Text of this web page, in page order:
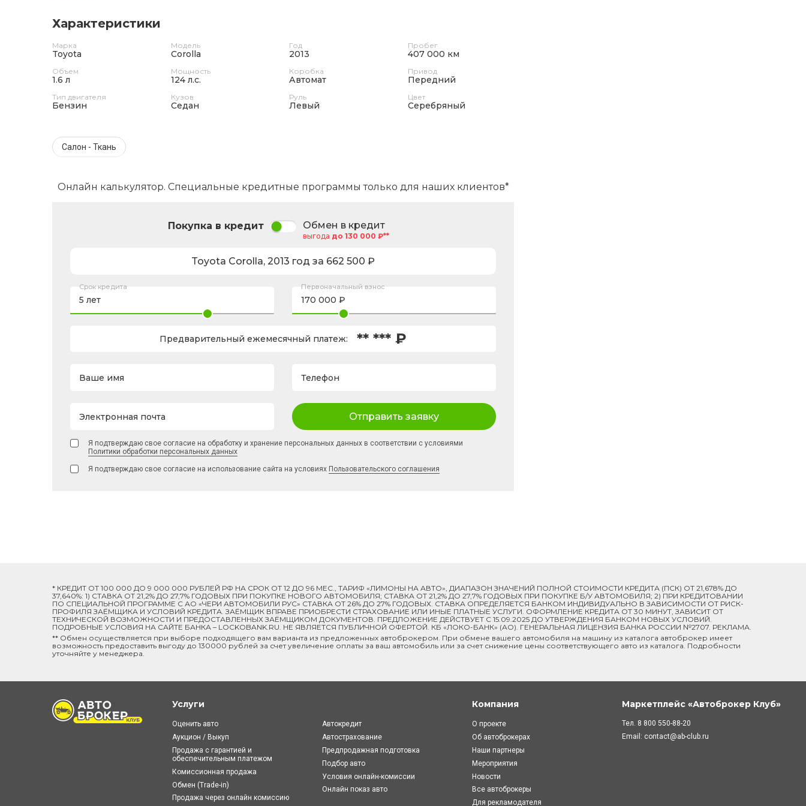
Характеристики
Марка
Toyota
Модель
Corolla
Год
2013
Пробег
407 000 км
Объем
1.6 л
Мощность
124 л.с.
Коробка
Автомат
Привод
Передний
Тип двигателя
Бензин
Кузов
Седан
Руль
Левый
Цвет
Серебряный
Салон - Ткань
Онлайн калькулятор. Специальные кредитные программы только для наших клиентов*
Покупка в кредит Обмен в кредит
выгода до 130 000 ₽**
Toyota Corolla, 2013 год за 662 500 ₽
Срок кредита Первоначальный взнос
Предварительный ежемесячный платеж: ** *** ₽
Ваше имя Телефон
Электронная почта Отправить заявку
Я подтверждаю свое согласие на обработку и хранение персональных данных в соответствии с условиями
Политики обработки персональных данных
Я подтверждаю свое согласие на использование сайта на условиях Пользовательского соглашения
* КРЕДИТ ОТ 100 000 ДО 9 000 000 РУБЛЕЙ РФ НА СРОК ОТ 12 ДО 96 МЕС., ТАРИФ «ЛИМОНЫ НА АВТО», ДИАПАЗОН ЗНАЧЕНИЙ ПОЛНОЙ СТОИМОСТИ КРЕДИТА (ПСК) ОТ 21,678% ДО
37,640%: 1) СТАВКА ОТ 21,2% ДО 27,7% ГОДОВЫХ ПРИ ПОКУПКЕ НОВОГО АВТОМОБИЛЯ; СТАВКА ОТ 21,2% ДО 27,7% ГОДОВЫХ ПРИ ПОКУПКЕ Б/У АВТОМОБИЛЯ; 2) ПРИ КРЕДИТОВАНИИ
ПО СПЕЦИАЛЬНОЙ ПРОГРАММЕ C АО «ЧЕРИ АВТОМОБИЛИ РУС» СТАВКА ОТ 26% ДО 27% ГОДОВЫХ. СТАВКА ОПРЕДЕЛЯЕТСЯ БАНКОМ ИНДИВИДУАЛЬНО В ЗАВИСИМОСТИ ОТ РИСК-
ПРОФИЛЯ ЗАЁМЩИКА И УСЛОВИЙ КРЕДИТА. ЗАЁМЩИК ВПРАВЕ ПРИОБРЕСТИ СТРАХОВАНИЕ ИЛИ ИНЫЕ ПЛАТНЫЕ УСЛУГИ. ОФОРМЛЕНИЕ КРЕДИТА ОТ 30 МИНУТ, ЗАВИСИТ ОТ
ТЕХНИЧЕСКОЙ ВОЗМОЖНОСТИ И ПРЕДОСТАВЛЕННЫХ ЗАЁМЩИКОМ ДОКУМЕНТОВ. ПРЕДЛОЖЕНИЕ ДЕЙСТВУЕТ С 15.09.2025 ДО УТВЕРЖДЕНИЯ БАНКОМ НОВЫХ УСЛОВИЙ.
ПОДРОБНЫЕ УСЛОВИЯ НА САЙТЕ БАНКА – LOCKOBANK.RU. НЕ ЯВЛЯЕТСЯ ПУБЛИЧНОЙ ОФЕРТОЙ. КБ «ЛОКО-БАНК» (АО). ГЕНЕРАЛЬНАЯ ЛИЦЕНЗИЯ БАНКА РОССИИ №2707. РЕКЛАМА.
** Обмен осуществляется при выборе подходящего вам варианта из предложенных автоброкером. При обмене вашего автомобиля на машину из каталога автоброкер имеет
возможность предоставить выгоду до 130000 рублей за счет увеличение оплаты за ваш автомобиль или за счет снижение цены соответствующего авто из каталога. Подробности
уточняйте у менеджера.
Услуги
Оценить авто
Аукцион / Выкуп
Продажа с гарантией и
обеспечительным платежом
Комиссионная продажа
Обмен (Trade-in)
Продажа через онлайн комиссию
Автокредит
Автострахование
Предпродажная подготовка
Подбор авто
Условия онлайн-комиcсии
Онлайн показ авто
Компания
О проекте
Об автоброкерах
Наши партнеры
Мероприятия
Новости
Все автоброкеры
Для рекламодателя
Маркетплейс «Автоброкер Клуб»
Тел. 8 800 550-88-20
Email: contact@ab-club.ru